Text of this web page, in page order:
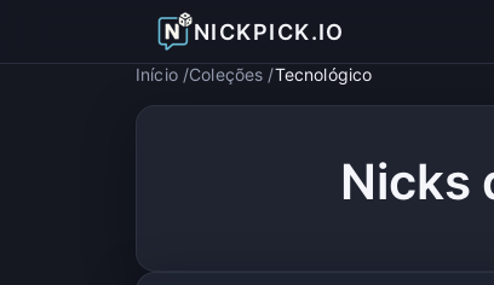
NICKPICK.IO
Início Coleções Tecnológico
Nicks